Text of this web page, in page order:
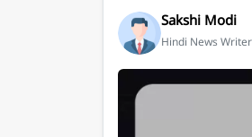
Sakshi Modi
Hindi News Writer
Blum Drop DOGS